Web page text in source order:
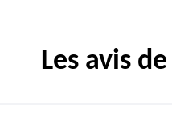
Les avis